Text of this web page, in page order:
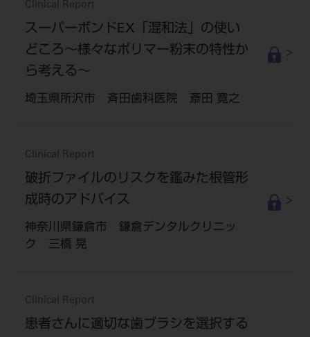
Clinical Report
スーパーボンドEX「混和法」の使い
どころ～様々なポリマー粉末の特性か
ら考える～
埼玉県所沢市 斉田歯科医院 斎田 寛之
Clinical Report
破折ファイルのリスクを鑑みた根管形
成時のアドバイス
神奈川県鎌倉市 鎌倉デンタルクリニッ
ク 三橋 晃
Clinical Report
患者さんに適切な歯ブラシを選択する